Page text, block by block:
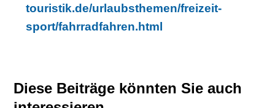
touristik.de/urlaubsthemen/freizeit-
sport/fahrradfahren.html
Diese Beiträge könnten Sie auch